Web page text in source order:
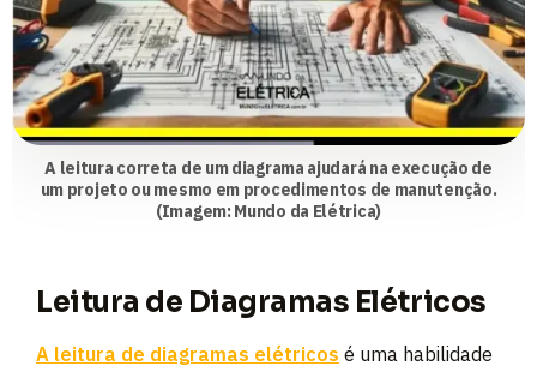
A leitura correta de um diagrama ajudará na execução de
um projeto ou mesmo em procedimentos de manutenção.
(Imagem: Mundo da Elétrica)
Leitura de Diagramas Elétricos
A leitura de diagramas elétricos é uma habilidade